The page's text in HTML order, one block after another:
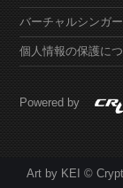
バーチャルシンガ
個人情報の保護に
Powered by
Art by KEI ©